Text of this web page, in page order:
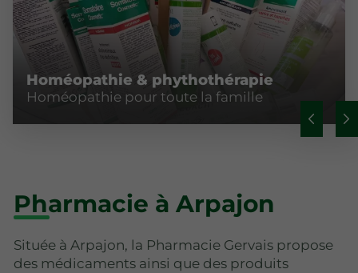
Homéopathie & phythothérapie
Homéopathie pour toute la famille
Pharmacie à Arpajon
Située à Arpajon, la Pharmacie Gervais propose
des médicaments ainsi que des produits